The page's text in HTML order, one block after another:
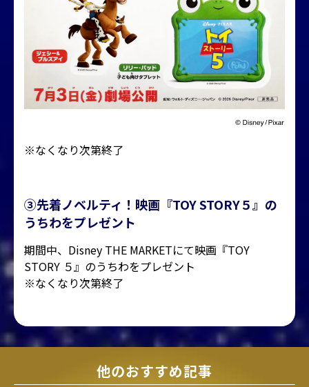
※なくなり次第終了
③先着ノベルティ！映画『TOY STORY５』の
うちわをプレゼント
期間中、Disney THE MARKETにて映画『TOY
STORY ５』のうちわをプレゼント
※なくなり次第終了
他のおすすめ記事